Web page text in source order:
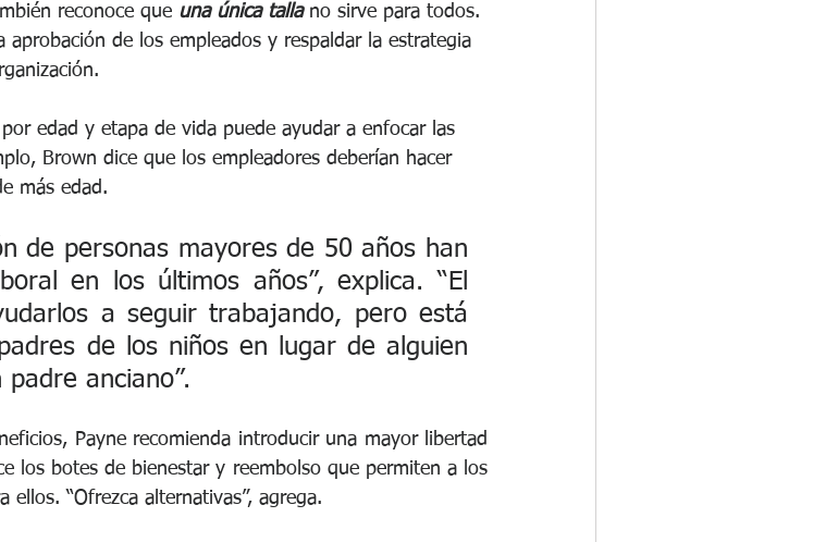
reconoce que una única talla no sirve para todos.
aprobación de los empleados y respaldar la estrategia
edad y etapa de vida puede ayudar a enfocar las
Brown dice que los empleadores deberían hacer
más edad.
de personas mayores de 50 años han
en los últimos años”, explica. “El
a seguir trabajando, pero está
de los niños en lugar de alguien
anciano”.
Payne recomienda introducir una mayor libertad
los botes de bienestar y reembolso que permiten a los
“Ofrezca alternativas”, agrega.